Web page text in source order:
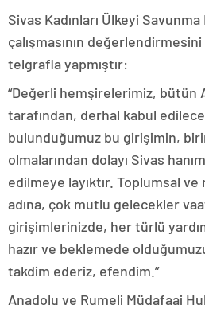
Sivas Kadınları Ülkeyi
çalışmasının
telgrafla yapmıştır:
“Değerli hemşirelerimiz, bütün
tarafından, derhal kabul
bulunduğumuz bu girişimin,
olmalarından dolayı Sivas
edilmeye layıktır. Toplumsal ve
adına, çok mutlu gelecekler
girişimlerinizde, her türlü
hazır ve beklemede olduğumuzu
takdim ederiz, efendim.”
Anadolu ve Rumeli Müdafaai